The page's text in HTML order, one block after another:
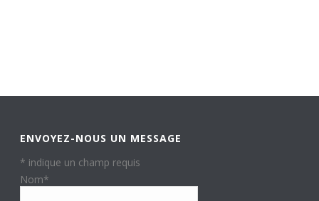
ENVOYEZ-NOUS UN MESSAGE
* indique un champ requis
Nom*